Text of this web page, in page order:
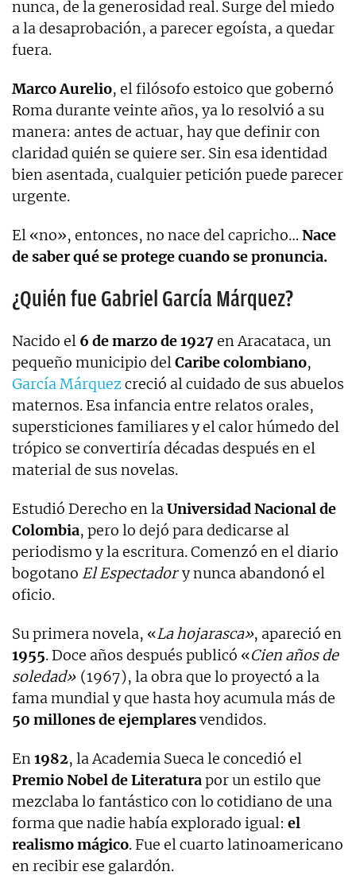
nunca, de la generosidad real. Surge del miedo
a la desaprobación, a parecer egoísta, a quedar
fuera.
MarcoAurelio, el filósofo estoico que gobernó
Roma durante veinte años, ya lo resolvió a su
manera: antes de actuar, hay que definir con
claridad quién se quiere ser. Sin esa identidad
bien asentada, cualquier petición puede parecer
urgente.
El «no», entonces, no nace del capricho… Nace
de saber qué se protege cuando se pronuncia.
¿Quién fue Gabriel García Márquez?
Nacido el 6 de marzo de 1927 en Aracataca, un
pequeño municipio delCaribe colombiano,
García Márquezcreció al cuidado de sus abuelos
maternos. Esa infancia entre relatos orales,
supersticiones familiares y el calor húmedo del
trópico se convertiría décadas después en el
material de sus novelas.
Estudió Derecho en laUniversidad Nacional de
Colombia, pero lo dejó para dedicarse al
periodismo y la escritura. Comenzó en el diario
bogotano El Espectadory nunca abandonó el
oficio.
Su primera novela, «La hojarasca», apareció en
1955. Doce años después publicó «Cien años de
soledad» (1967), la obra que lo proyectó a la
fama mundial y que hasta hoy acumula más de
50 millones de ejemplaresvendidos.
En1982, la Academia Sueca le concedió el
Premio Nobel de Literaturapor un estilo que
mezclaba lo fantástico con lo cotidiano de una
forma que nadie había explorado igual: el
realismo mágico. Fue el cuarto latinoamericano
en recibir ese galardón.